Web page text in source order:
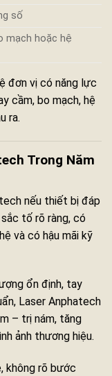
số
mạch hoặc hệ
đơn vị có năng lực
cầm, bo mạch, hệ
ra.
Trong Năm
nếu thiết bị đáp
tố rõ ràng, có
và có hậu mãi kỹ
ổn định, tay
Laser Anphatech
– trị nám, tăng
ảnh thương hiệu.
không rõ bước